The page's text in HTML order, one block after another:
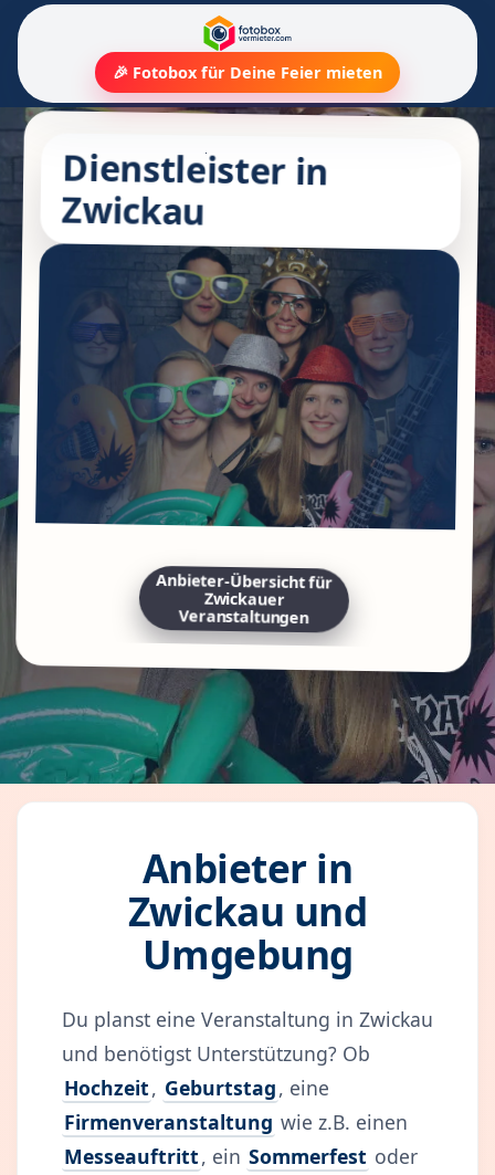
🎉 Fotobox für Deine Feier mieten
Dienstleister in
Zwickau
Anbieter-Übersicht für
Zwickauer
Veranstaltungen
Anbieter in
Zwickau und
Umgebung
Du planst eine Veranstaltung in Zwickau
und benötigst Unterstützung? Ob
Hochzeit, Geburtstag, eine
Firmenveranstaltung wie z.B. einen
Messeauftritt, ein Sommerfest oder